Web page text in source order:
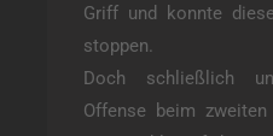
Griff und konnte
stoppen.
Doch schließlich
Offense beim